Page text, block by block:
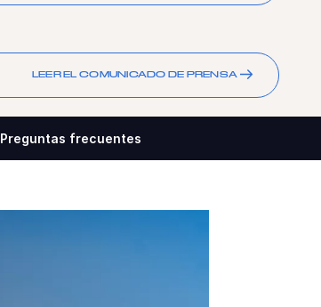
LEER EL COMUNICADO DE PRENSA
Preguntas frecuentes